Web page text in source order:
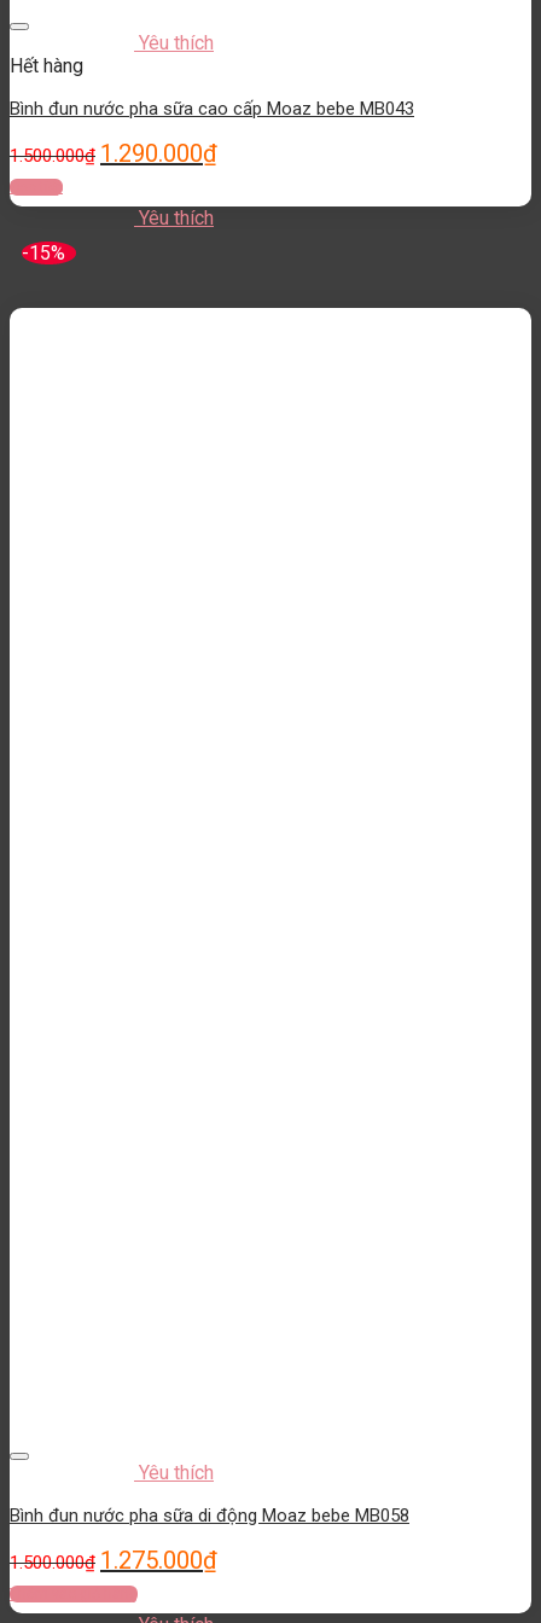
Yêu thích
Hết hàng
Bình đun nước pha sữa cao cấp Moaz bebe MB043
1.500.000₫ 1.290.000₫
Đọc tiếp
Yêu thích
-15%
Yêu thích
Bình đun nước pha sữa di động Moaz bebe MB058
1.500.000₫ 1.275.000₫
Thêm vào giỏ hàng